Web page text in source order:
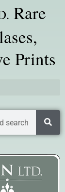
Rare
Prints
search